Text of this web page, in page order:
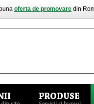
oferta de promovare din